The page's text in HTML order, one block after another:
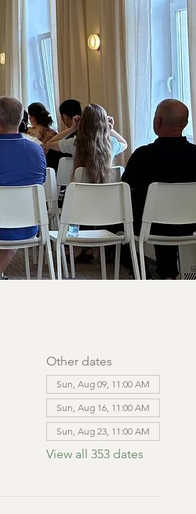
Other dates
Sun, Aug 09, 11:00 AM
Sun, Aug 16, 11:00 AM
Sun, Aug 23, 11:00 AM
View all 353 dates